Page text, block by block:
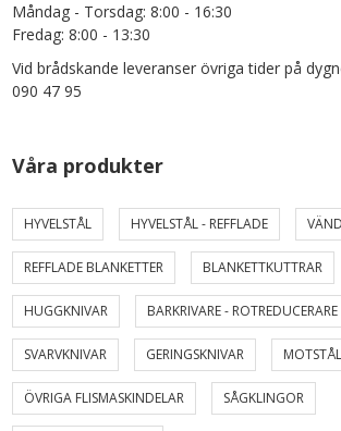
Måndag - Torsdag: 8:00 - 16:30
Fredag: 8:00 - 13:30
Vid brådskande leveranser övriga tider på
090 47 95
Våra produkter
HYVELSTÅL HYVELSTÅL - REFFLADE
REFFLADE BLANKETTER BLANKETTKUTTRAR
HUGGKNIVAR BARKRIVARE - ROTREDUCERARE
SVARVKNIVAR GERINGSKNIVAR
ÖVRIGA FLISMASKINDELAR SÅGKLINGOR